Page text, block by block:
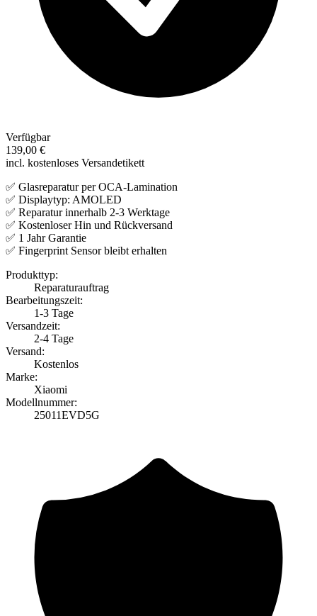
Verfügbar
139,00 €
incl. kostenloses Versandetikett
✅ Glasreparatur per OCA-Lamination
✅ Displaytyp: AMOLED
✅ Reparatur innerhalb 2-3 Werktage
✅ Kostenloser Hin und Rückversand
✅ 1 Jahr Garantie
✅ Fingerprint Sensor bleibt erhalten
Produkttyp:
Reparaturauftrag
Bearbeitungszeit:
1-3 Tage
Versandzeit:
2-4 Tage
Versand:
Kostenlos
Marke:
Xiaomi
Modellnummer:
25011EVD5G